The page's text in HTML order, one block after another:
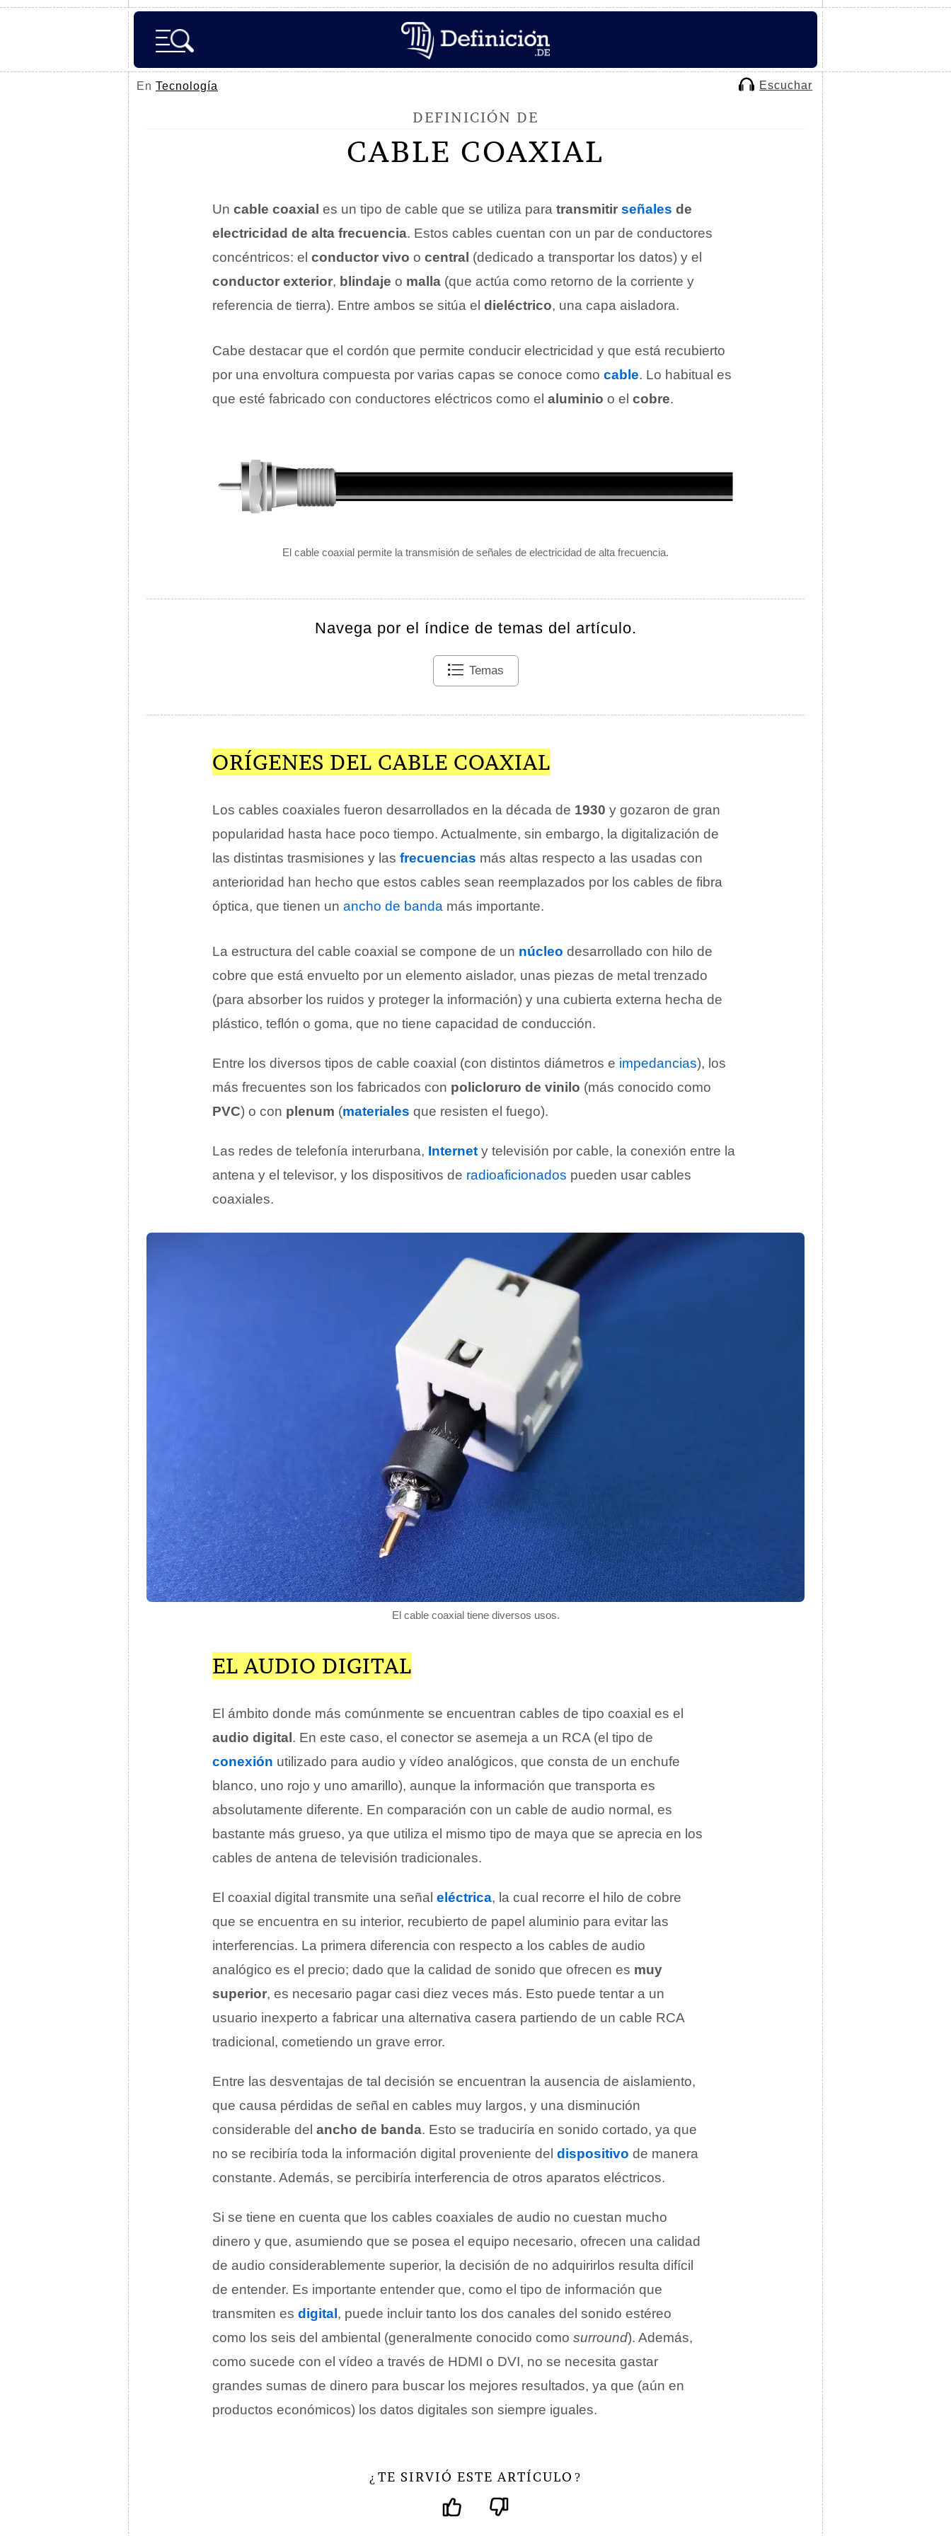
En Tecnología Escuchar
DEFINICIÓN DE
CABLE COAXIAL
El cable coaxial permite la transmisión de señales de electricidad de alta frecuencia.
Un cable coaxial es un tipo de cable que se utiliza para transmitir señales de
electricidad de alta frecuencia. Estos cables cuentan con un par de conductores
concéntricos: el conductor vivo o central (dedicado a transportar los datos) y el
conductor exterior, blindaje o malla (que actúa como retorno de la corriente y
referencia de tierra). Entre ambos se sitúa el dieléctrico, una capa aisladora.
Cabe destacar que el cordón que permite conducir electricidad y que está recubierto
por una envoltura compuesta por varias capas se conoce como cable. Lo habitual es
que esté fabricado con conductores eléctricos como el aluminio o el cobre.
Navega por el índice de temas del artículo.
Temas
ORÍGENES DEL CABLE COAXIAL
Los cables coaxiales fueron desarrollados en la década de 1930 y gozaron de gran
popularidad hasta hace poco tiempo. Actualmente, sin embargo, la digitalización de
las distintas trasmisiones y las frecuencias más altas respecto a las usadas con
anterioridad han hecho que estos cables sean reemplazados por los cables de fibra
óptica, que tienen un ancho de banda más importante.
La estructura del cable coaxial se compone de un núcleo desarrollado con hilo de
cobre que está envuelto por un elemento aislador, unas piezas de metal trenzado
(para absorber los ruidos y proteger la información) y una cubierta externa hecha de
plástico, teflón o goma, que no tiene capacidad de conducción.
Entre los diversos tipos de cable coaxial (con distintos diámetros e impedancias), los
más frecuentes son los fabricados con policloruro de vinilo (más conocido como
PVC) o con plenum (materiales que resisten el fuego).
Las redes de telefonía interurbana, Internet y televisión por cable, la conexión entre la
antena y el televisor, y los dispositivos de radioaficionados pueden usar cables
coaxiales.
El cable coaxial tiene diversos usos.
EL AUDIO DIGITAL
El ámbito donde más comúnmente se encuentran cables de tipo coaxial es el
audio digital . En este caso, el conector se asemeja a un RCA (el tipo de
conexión utilizado para audio y vídeo analógicos, que consta de un enchufe
blanco, uno rojo y uno amarillo), aunque la información que transporta es
absolutamente diferente. En comparación con un cable de audio normal, es
bastante más grueso, ya que utiliza el mismo tipo de maya que se aprecia en los
cables de antena de televisión tradicionales.
El coaxial digital transmite una señal eléctrica, la cual recorre el hilo de cobre
que se encuentra en su interior, recubierto de papel aluminio para evitar las
interferencias. La primera diferencia con respecto a los cables de audio
analógico es el precio; dado que la calidad de sonido que ofrecen es muy
superior, es necesario pagar casi diez veces más. Esto puede tentar a un
usuario inexperto a fabricar una alternativa casera partiendo de un cable RCA
tradicional, cometiendo un grave error.
Entre las desventajas de tal decisión se encuentran la ausencia de aislamiento,
que causa pérdidas de señal en cables muy largos, y una disminución
considerable del ancho de banda. Esto se traduciría en sonido cortado, ya que
no se recibiría toda la información digital proveniente del dispositivo de manera
constante. Además, se percibiría interferencia de otros aparatos eléctricos.
Si se tiene en cuenta que los cables coaxiales de audio no cuestan mucho
dinero y que, asumiendo que se posea el equipo necesario, ofrecen una calidad
de audio considerablemente superior, la decisión de no adquirirlos resulta difícil
de entender. Es importante entender que, como el tipo de información que
transmiten es digital , puede incluir tanto los dos canales del sonido estéreo
como los seis del ambiental (generalmente conocido como surround). Además,
como sucede con el vídeo a través de HDMI o DVI, no se necesita gastar
grandes sumas de dinero para buscar los mejores resultados, ya que (aún en
productos económicos) los datos digitales son siempre iguales.
¿ TE SIRVIÓ ESTE ARTÍCULO ?